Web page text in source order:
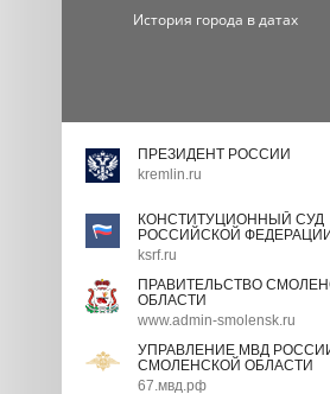
История города в датах
ПРЕЗИДЕНТ РОССИИ
kremlin.ru
КОНСТИТУЦИОННЫЙ СУД
РОССИЙСКОЙ
ksrf.ru
ПРАВИТЕЛЬСТВО
ОБЛАСТИ
www.admin-smolensk.ru
УПРАВЛЕНИЕ МВД
СМОЛЕНСКОЙ ОБЛАСТИ
67.мвд.рф